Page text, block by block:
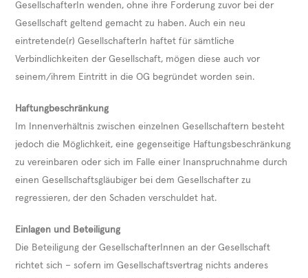
GesellschafterIn wenden, ohne ihre Forderung zuvor bei der
Gesellschaft geltend gemacht zu haben. Auch ein neu
eintretende(r) GesellschafterIn haftet für sämtliche
Verbindlichkeiten der Gesellschaft, mögen diese auch vor
seinem/ihrem Eintritt in die OG begründet worden sein.
Haftungbeschränkung
Im Innenverhältnis zwischen einzelnen Gesellschaftern besteht
jedoch die Möglichkeit, eine gegenseitige Haftungsbeschränkung
zu vereinbaren oder sich im Falle einer Inanspruchnahme durch
einen Gesellschaftsgläubiger bei dem Gesellschafter zu
regressieren, der den Schaden verschuldet hat.
Einlagen und Beteiligung
Die Beteiligung der GesellschafterInnen an der Gesellschaft
richtet sich – sofern im Gesellschaftsvertrag nichts anderes